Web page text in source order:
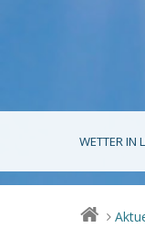
WETTER IN
>